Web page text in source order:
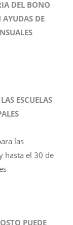
DEL BONO
DE
ESCUELAS
las
hasta el 30 de
PUEDE